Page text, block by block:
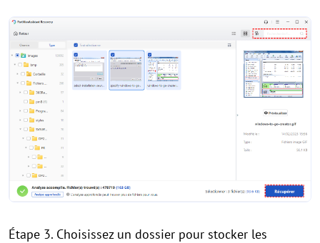
Étape 3. Choisissez un dossier pour stocker les